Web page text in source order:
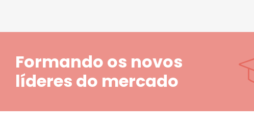
Formando os novos
líderes do mercado